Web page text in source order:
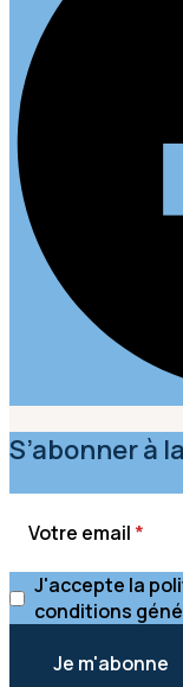
S’abonner à
Votre email
J'accepte la
conditions